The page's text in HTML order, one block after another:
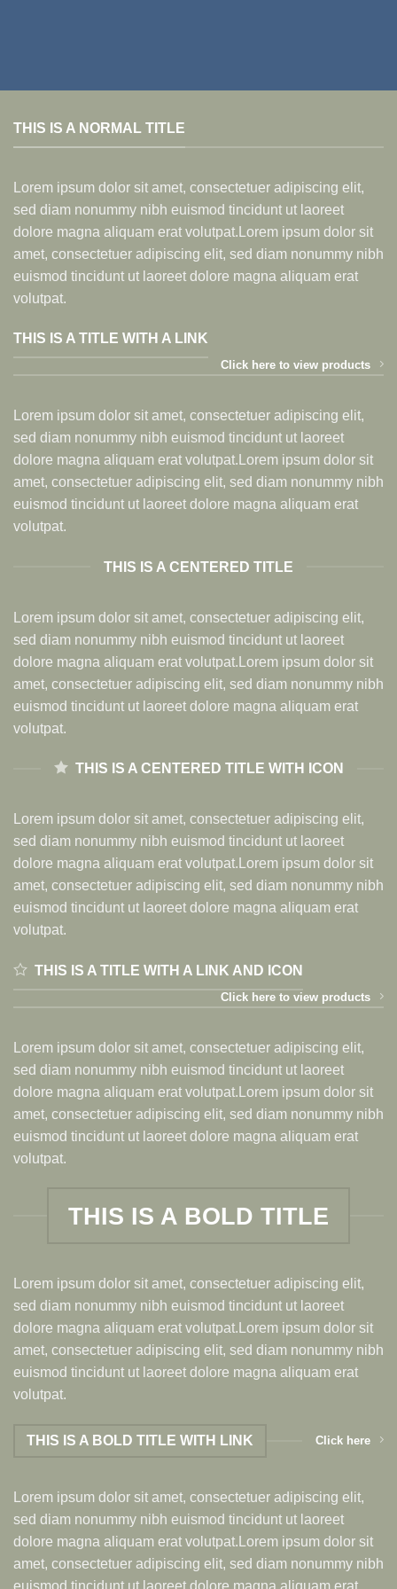
THIS IS A NORMAL TITLE
Lorem ipsum dolor sit amet, consectetuer adipiscing elit,
sed diam nonummy nibh euismod tincidunt ut laoreet
dolore magna aliquam erat volutpat.Lorem ipsum dolor sit
amet, consectetuer adipiscing elit, sed diam nonummy nibh
euismod tincidunt ut laoreet dolore magna aliquam erat
volutpat.
THIS IS A TITLE WITH A LINK
Click here to view products
Lorem ipsum dolor sit amet, consectetuer adipiscing elit,
sed diam nonummy nibh euismod tincidunt ut laoreet
dolore magna aliquam erat volutpat.Lorem ipsum dolor sit
amet, consectetuer adipiscing elit, sed diam nonummy nibh
euismod tincidunt ut laoreet dolore magna aliquam erat
volutpat.
THIS IS A CENTERED TITLE
Lorem ipsum dolor sit amet, consectetuer adipiscing elit,
sed diam nonummy nibh euismod tincidunt ut laoreet
dolore magna aliquam erat volutpat.Lorem ipsum dolor sit
amet, consectetuer adipiscing elit, sed diam nonummy nibh
euismod tincidunt ut laoreet dolore magna aliquam erat
volutpat.
THIS IS A CENTERED TITLE WITH ICON
Lorem ipsum dolor sit amet, consectetuer adipiscing elit,
sed diam nonummy nibh euismod tincidunt ut laoreet
dolore magna aliquam erat volutpat.Lorem ipsum dolor sit
amet, consectetuer adipiscing elit, sed diam nonummy nibh
euismod tincidunt ut laoreet dolore magna aliquam erat
volutpat.
THIS IS A TITLE WITH A LINK AND ICON
Click here to view products
Lorem ipsum dolor sit amet, consectetuer adipiscing elit,
sed diam nonummy nibh euismod tincidunt ut laoreet
dolore magna aliquam erat volutpat.Lorem ipsum dolor sit
amet, consectetuer adipiscing elit, sed diam nonummy nibh
euismod tincidunt ut laoreet dolore magna aliquam erat
volutpat.
THIS IS A BOLD TITLE
Lorem ipsum dolor sit amet, consectetuer adipiscing elit,
sed diam nonummy nibh euismod tincidunt ut laoreet
dolore magna aliquam erat volutpat.Lorem ipsum dolor sit
amet, consectetuer adipiscing elit, sed diam nonummy nibh
euismod tincidunt ut laoreet dolore magna aliquam erat
volutpat.
THIS IS A BOLD TITLE WITH LINK Click here
Lorem ipsum dolor sit amet, consectetuer adipiscing elit,
sed diam nonummy nibh euismod tincidunt ut laoreet
dolore magna aliquam erat volutpat.Lorem ipsum dolor sit
amet, consectetuer adipiscing elit, sed diam nonummy nibh